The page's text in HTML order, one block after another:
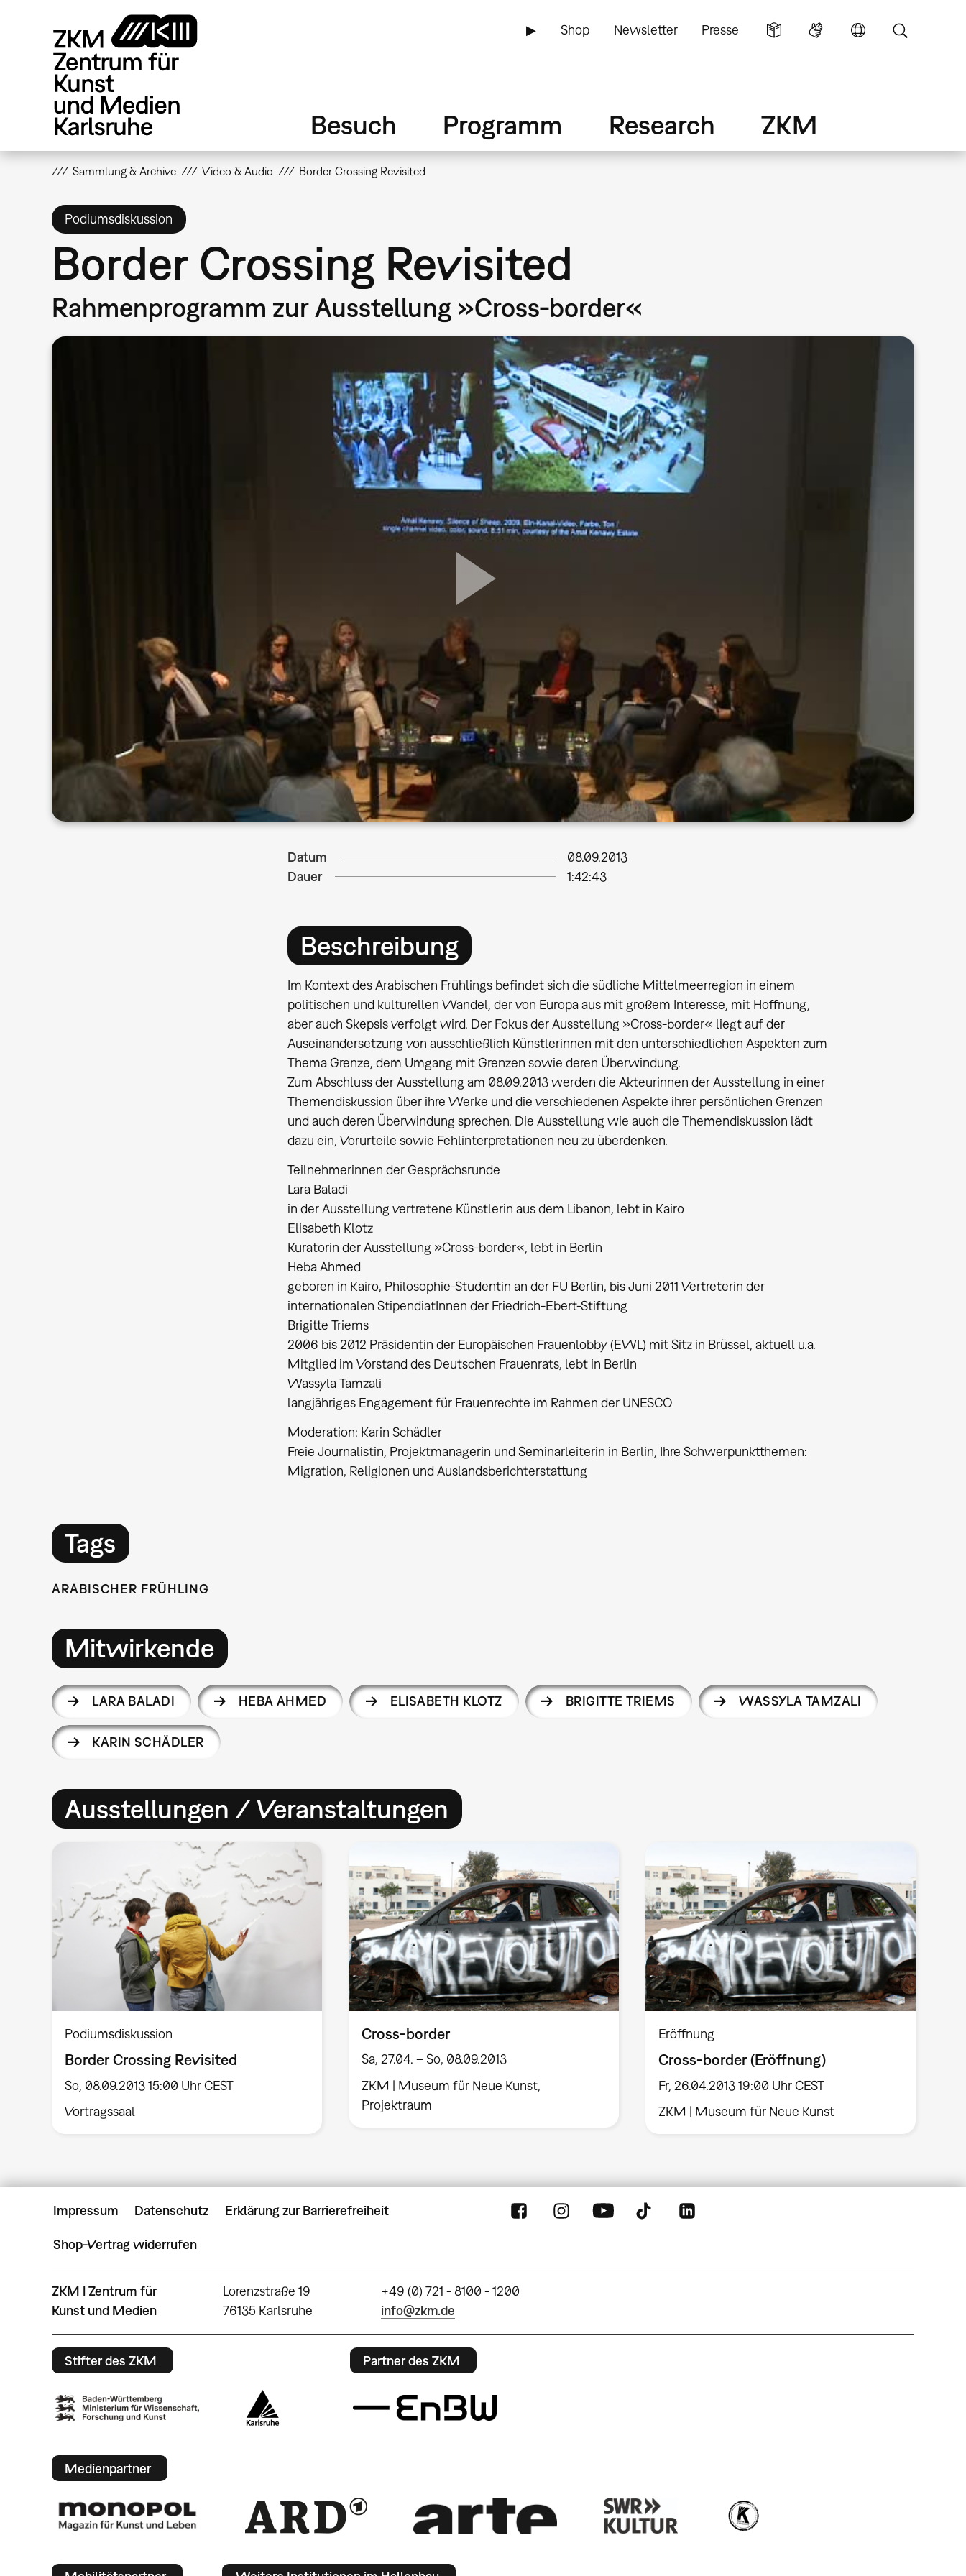
▶ Shop Newsletter Presse
Besuch Programm Research ZKM
Sammlung & Archive Video & Audio Border Crossing Revisited
Podiumsdiskussion
Border Crossing Revisited
Rahmenprogramm zur Ausstellung »Cross-border«
Datum
08.09.2013
Dauer
1:42:43
Beschreibung
Im Kontext des Arabischen Frühlings befindet sich die südliche Mittelmeerregion in einem
politischen und kulturellen Wandel, der von Europa aus mit großem Interesse, mit Hoffnung,
aber auch Skepsis verfolgt wird. Der Fokus der Ausstellung »Cross-border« liegt auf der
Auseinandersetzung von ausschließlich Künstlerinnen mit den unterschiedlichen Aspekten zum
Thema Grenze, dem Umgang mit Grenzen sowie deren Überwindung.
Zum Abschluss der Ausstellung am 08.09.2013 werden die Akteurinnen der Ausstellung in einer
Themendiskussion über ihre Werke und die verschiedenen Aspekte ihrer persönlichen Grenzen
und auch deren Überwindung sprechen. Die Ausstellung wie auch die Themendiskussion lädt
dazu ein, Vorurteile sowie Fehlinterpretationen neu zu überdenken.
Teilnehmerinnen der Gesprächsrunde
Lara Baladi
in der Ausstellung vertretene Künstlerin aus dem Libanon, lebt in Kairo
Elisabeth Klotz
Kuratorin der Ausstellung »Cross-border«, lebt in Berlin
Heba Ahmed
geboren in Kairo, Philosophie-Studentin an der FU Berlin, bis Juni 2011 Vertreterin der
internationalen StipendiatInnen der Friedrich-Ebert-Stiftung
Brigitte Triems
2006 bis 2012 Präsidentin der Europäischen Frauenlobby (EWL) mit Sitz in Brüssel, aktuell u.a.
Mitglied im Vorstand des Deutschen Frauenrats, lebt in Berlin
Wassyla Tamzali
langjähriges Engagement für Frauenrechte im Rahmen der UNESCO
Moderation: Karin Schädler
Freie Journalistin, Projektmanagerin und Seminarleiterin in Berlin, Ihre Schwerpunktthemen:
Migration, Religionen und Auslandsberichterstattung
Tags
ARABISCHER FRÜHLING
Mitwirkende
LARA BALADI HEBA AHMED ELISABETH KLOTZ BRIGITTE TRIEMS WASSYLA TAMZALI
KARIN SCHÄDLER
Ausstellungen / Veranstaltungen
Podiumsdiskussion
Border Crossing Revisited
So, 08.09.2013 15:00 Uhr CEST
Vortragssaal
Cross-border
Sa, 27.04. – So, 08.09.2013
ZKM | Museum für Neue Kunst,
Projektraum
Eröffnung
Cross-border (Eröffnung)
Fr, 26.04.2013 19:00 Uhr CEST
ZKM | Museum für Neue Kunst
Impressum Datenschutz Erklärung zur Barrierefreiheit
Shop-Vertrag widerrufen
ZKM | Zentrum für
Kunst und Medien
Lorenzstraße 19
76135 Karlsruhe
+49 (0) 721 - 8100 - 1200
info@zkm.de
Stifter des ZKM Partner des ZKM
Medienpartner